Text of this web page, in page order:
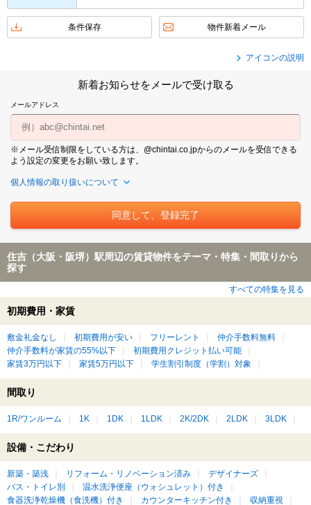
条件保存 物件新着メール
アイコンの説明
新着お知らせをメールで受け取る
メールアドレス
※メール受信制限をしている方は、@chintai.co.jpからのメールを受信できる
よう設定の変更をお願い致します。
個人情報の取り扱いについて
住吉（大阪・阪堺）駅周辺の賃貸物件をテーマ・特集・間取りから
探す
すべての特集を見る
初期費用・家賃
敷金礼金なし 初期費用が安い フリーレント
仲介手数料無料
仲介手数料が家賃の55%以下
初期費用クレジット払い可能
家賃3万円以下
家賃5万円以下 学生割引制度（学割）対象
間取り
1R/ワンルーム 1K 1DK 1LDK 2K/2DK 2LDK 3LDK
設備・こだわり
新築・築浅 リフォーム・リノベーション済み
デザイナーズ
バス・トイレ別
温水洗浄便座（ウォシュレット）付き
食器洗浄乾燥機（食洗機）付き
カウンターキッチン付き
収納重視